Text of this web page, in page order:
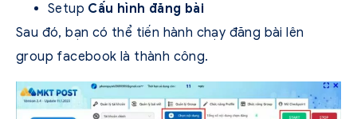
Setup Cấu hình đăng bài
Sau đó, bạn có thể tiến hành chạy đăng bài lên
group facebook là thành công.